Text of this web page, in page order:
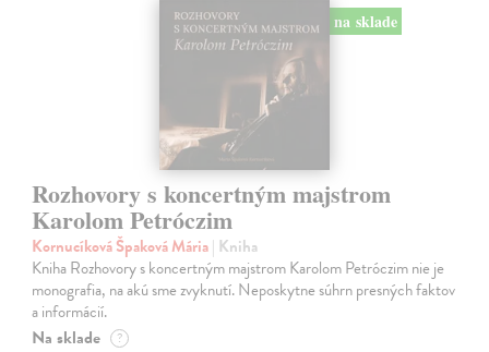
na sklade
Rozhovory s koncertným majstrom
Karolom Petróczim
Kornucíková Špaková Mária| Kniha
Kniha Rozhovory s koncertným majstrom Karolom Petróczim nie je
monografia, na akú sme zvyknutí. Neposkytne súhrn presných faktov
a informácií.
Na sklade ?